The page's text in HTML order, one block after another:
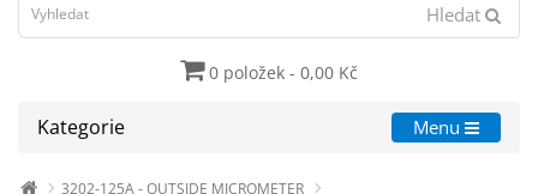
Hledat
0 položek - 0,00 Kč
Kategorie Menu
3202-125A - OUTSIDE MICROMETER